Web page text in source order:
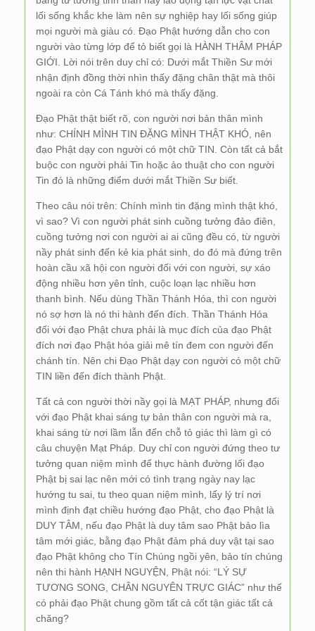
lối sống khắc khe làm nên sự nghiệp hay lối sống giúp
mọi người mà giàu có. Đạo Phật hướng dẫn cho con
người vào từng lớp để tỏ biết gọi là HÀNH THÂM PHÁP
GIỚI. Lời nói trên duy chỉ có: Dưới mắt Thiền Sư mới
nhận định đồng thời nhìn thấy đặng chân thật mà thôi
ngoài ra còn Cá Tánh khó mà thấy đặng.
Đạo Phật thật biết rõ, con người nơi bản thân mình
như: CHÍNH MÌNH TIN ĐẶNG MÌNH THẬT KHÓ, nên
đạo Phật dạy con người có một chữ TIN. Còn tất cả bắt
buộc con người phải Tin hoặc ảo thuật cho con người
Tin đó là những điểm dưới mắt Thiền Sư biết.
Theo câu nói trên: Chính mình tin đặng mình thật khó,
vì sao? Vì con người phát sinh cuồng tưởng đảo điên,
cuồng tưởng nơi con người ai ai cũng đều có, từ người
nầy phát sinh đến kẻ kia phát sinh, do đó mà đứng trên
hoàn cầu xã hội con người đối với con người, sự xáo
động nhiều hơn yên tỉnh, cuộc loạn lạc nhiều hơn
thanh bình. Nếu dùng Thần Thánh Hóa, thì con người
nó sợ hơn là nó thi hành đến đích. Thần Thánh Hóa
đối với đạo Phật chưa phải là mục đích của đạo Phật
đích nơi đạo Phật hóa giải mê tín đem con người đến
chánh tín. Nên chi Đạo Phật dạy con người có một chữ
TIN liền đến đích thành Phật.
Tất cả con người thời nầy gọi là MẠT PHÁP, nhưng đối
với đạo Phật khai sáng tự bản thân con người mà ra,
khai sáng từ nơi lầm lẫn đến chỗ tỏ giác thì làm gì có
câu chuyện Mạt Pháp. Duy chỉ con người đứng theo tư
tưởng quan niệm mình để thực hành đường lối đạo
Phật bị sai lạc nên mới có tình trạng ngày nay lạc
hướng tu sai, tu theo quan niệm mình, lấy lý trí nơi
mình định đạt chiều hướng đạo Phật, cho đạo Phật là
DUY TÂM, nếu đạo Phật là duy tâm sao Phật bảo lìa
tâm mới giác, bằng đạo Phật đảm phá duy vật tại sao
đạo Phật không cho Tín Chúng ngồi yên, bảo tín chúng
nên thi hành HẠNH NGUYỆN, Phật nói: “LÝ SỰ
TƯƠNG SONG, CHÂN NGUYÊN TRỰC GIÁC” như thế
có phải đạo Phật chung gồm tất cả cốt tận giác tất cả
chăng?